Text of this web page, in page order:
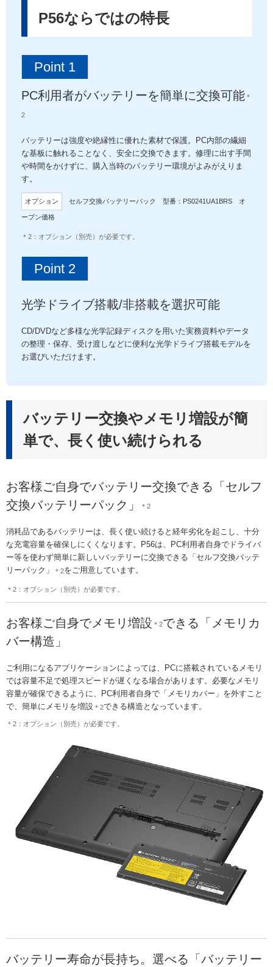
P56ならではの特長
Point 1
PC利用者がバッテリーを簡単に交換可能 ＊
2
バッテリーは強度や絶縁性に優れた素材で保護。PC内部の繊細
な基板に触れることなく、安全に交換できます。修理に出す手間
や時間をかけずに、購入当時のバッテリー環境がよみがえりま
す。
オプション セルフ交換バッテリーパック 型番：PS0241UA1BRS オ
ープン価格
＊2：オプション（別売）が必要です。
Point 2
光学ドライブ搭載/非搭載を選択可能
CD/DVDなど多様な光学記録ディスクを用いた実務資料やデータ
の整理・保存、受け渡しなどに便利な光学ドライブ搭載モデルを
お選びいただけます。
バッテリー交換やメモリ増設が簡
単で、長く使い続けられる
お客様ご自身でバッテリー交換できる「セルフ
交換バッテリーパック」
＊2
消耗品であるバッテリーは、長く使い続けると経年劣化を起こし、十分
な充電容量を確保しにくくなります。P56は、PC利用者自身でドライバ
ー等を使わず簡単に新しいバッテリーに交換できる「セルフ交換バッテ
リーパック」
＊2をご用意しています。
＊2：オプション（別売）が必要です。
お客様ご自身でメモリ増設 ＊2できる「メモリカ
バー構造」
ご利用になるアプリケーションによっては、PCに搭載されているメモリ
では容量不足で処理スピードが遅くなる場合があります。必要なメモリ
容量が確保できるように、PC利用者自身で「メモリカバー」を外すこと
で、簡単にメモリを増設 ＊2できる構造となっています。
＊2：オプション（別売）が必要です。
バッテリー寿命が長持ち。選べる「バッテリー